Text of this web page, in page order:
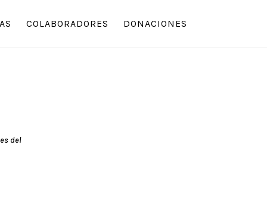
COLABORADORES DONACIONES
del